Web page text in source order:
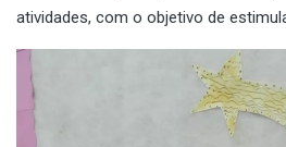
atividades, com o objetivo de